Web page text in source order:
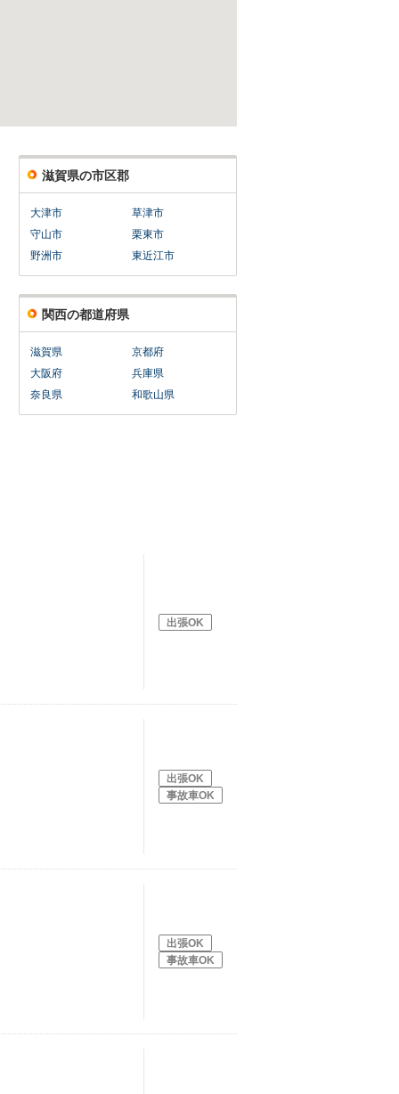
滋賀県の市区郡
大津市
草津市
守山市
栗東市
野洲市
東近江市
関西の都道府県
滋賀県
京都府
大阪府
兵庫県
奈良県
和歌山県
出張OK
出張OK
事故車OK
出張OK
事故車OK